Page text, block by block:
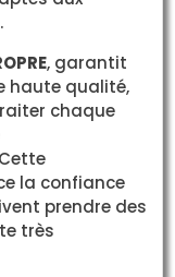
, garantit
haute qualité,
chaque
la confiance
prendre des
très